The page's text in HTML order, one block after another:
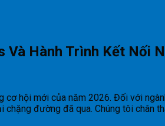
Hành Trình Kết Nối
cơ hội mới của năm 2026. Đối với
đường đã qua. Chúng tôi chân